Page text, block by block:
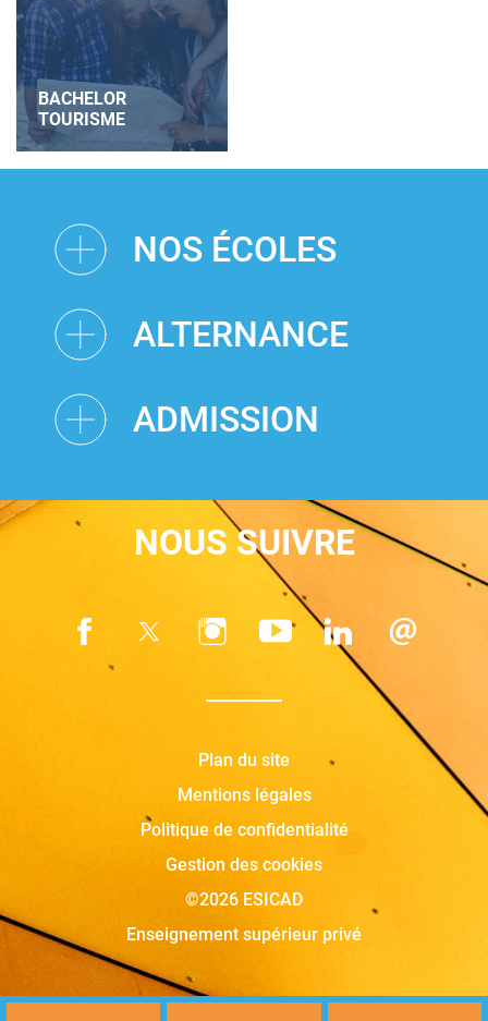
BACHELOR
TOURISME
NOS ÉCOLES
ALTERNANCE
ADMISSION
NOUS SUIVRE
Plan du site
Mentions légales
Politique de confidentialité
Gestion des cookies
©2026 ESICAD
Enseignement supérieur privé